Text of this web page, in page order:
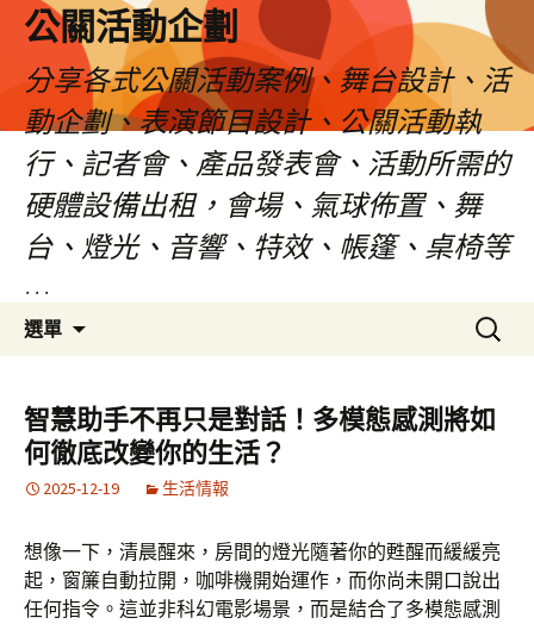
公關活動企劃
分享各式公關活動案例、舞台設計、活
動企劃、表演節目設計、公關活動執
行、記者會、產品發表會、活動所需的
硬體設備出租，會場、氣球佈置、舞
台、燈光、音響、特效、帳篷、桌椅等
…
選單
要
內
容
搜
尋
鍵
字:
智慧助手不再只是對話！多模態感測將如
何徹底改變你的生活？
2025-12-19 生活情報
想像一下，清晨醒來，房間的燈光隨著你的甦醒而緩緩亮
起，窗簾自動拉開，咖啡機開始運作，而你尚未開口說出
任何指令。這並非科幻電影場景，而是結合了多模態感測